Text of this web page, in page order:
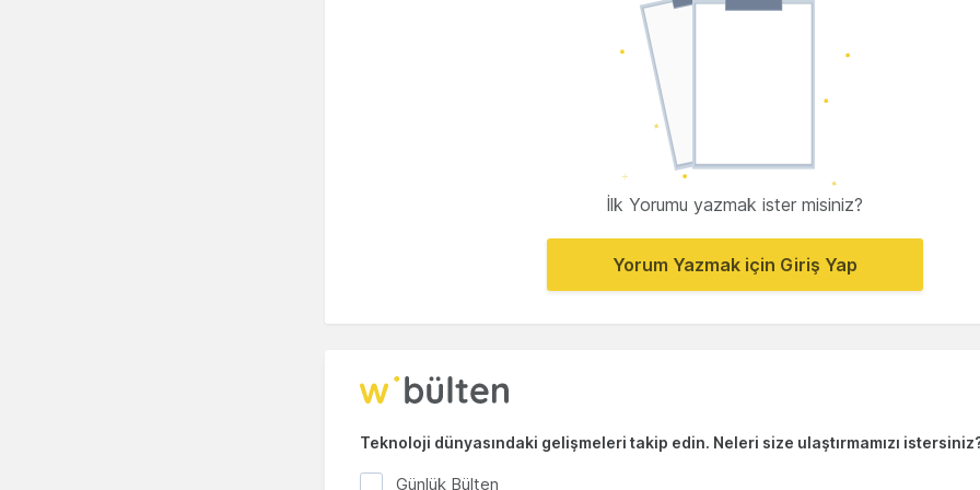
İlk Yorumu yazmak ister misiniz?
Yorum Yazmak için Giriş Yap
Teknoloji dünyasındaki gelişmeleri takip edin. Neleri size ulaştırmamızı
Günlük Bülten